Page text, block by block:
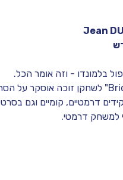
Jean
בלמונדו - וזה אומר הכל.
דרמטיים, קומיים וגם
למשחק דרמטי.